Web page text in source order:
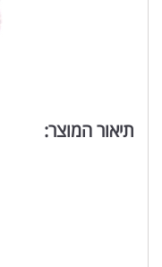
תיאור המוצר: